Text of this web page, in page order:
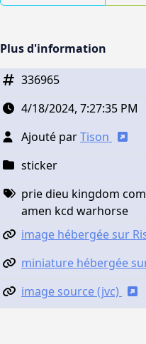
Plus d'information
336965
4/18/2024, 7:27:35 PM
Ajouté parTison
sticker
prie dieu kingdom
amen kcd warhorse
image hébergée sur
miniature hébergée
image source (jvc)